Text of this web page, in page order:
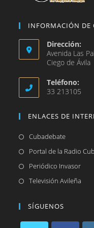
INFORMACIÓN DE
Dirección:
Avenida Las
Ciego de Ávila
Teléfono:
33 213105
ENLACES DE
CubadebateSe
abre
nueva
Portal de la Radio
Periódico InvasorSe
abre
Televisión Avileña
SÍGUENOS